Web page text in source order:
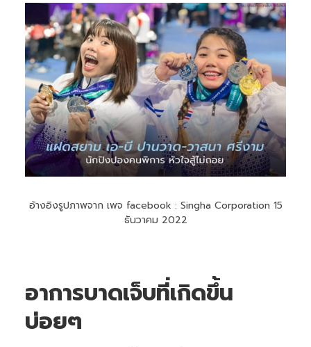
อ้างอิงรูปภาพจาก เพจ facebook : Singha Corporation 15
ธันวาคม 2022
อาการบาดเจ็บที่เกิดขึ้น
บ่อยๆ